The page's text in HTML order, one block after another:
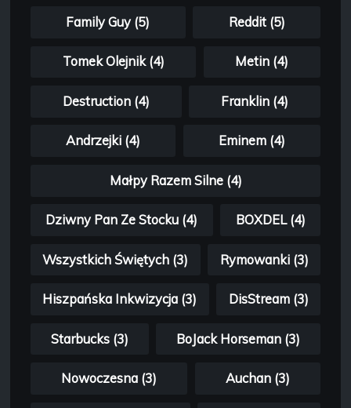
Family Guy (5) Reddit (5)
Tomek Olejnik (4) Metin (4)
Destruction (4) Franklin (4)
Andrzejki (4) Eminem (4)
Małpy Razem Silne (4)
Dziwny Pan Ze Stocku (4) BOXDEL (4)
Wszystkich Świętych (3) Rymowanki (3)
Hiszpańska Inkwizycja (3) DisStream (3)
Starbucks (3) BoJack Horseman (3)
Nowoczesna (3) Auchan (3)